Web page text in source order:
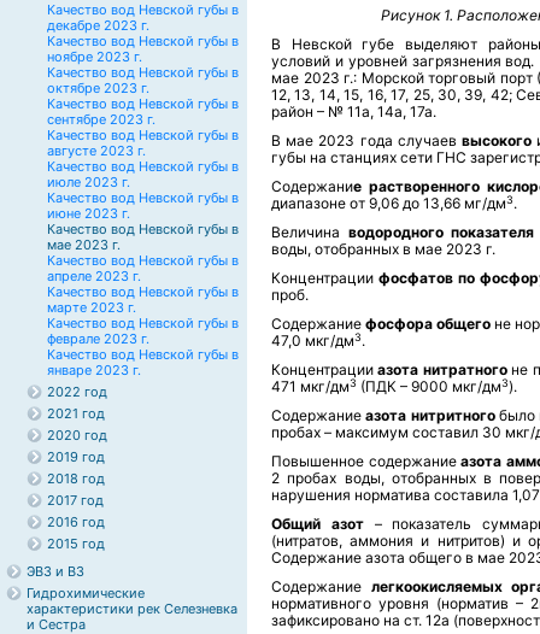
Качество вод Невской губы в
декабре 2023 г.
Качество вод Невской губы в
ноябре 2023 г.
Качество вод Невской губы в
октябре 2023 г.
Качество вод Невской губы в
сентябре 2023 г.
Качество вод Невской губы в
августе 2023 г.
Качество вод Невской губы в
июле 2023 г.
Качество вод Невской губы в
июне 2023 г.
Качество вод Невской губы в
мае 2023 г.
Качество вод Невской губы в
апреле 2023 г.
Качество вод Невской губы в
марте 2023 г.
Качество вод Невской губы в
феврале 2023 г.
Качество вод Невской губы в
январе 2023 г.
2022 год
2021 год
2020 год
2019 год
2018 год
2017 год
2016 год
2015 год
ЭВЗ и ВЗ
Гидрохимические
характеристики рек Селезневка
и Сестра
Рисунок 1.
В Невской губе выделяют
условий и уровней загрязнения
мае 2023 г.: Морской торговый
12, 13, 14, 15, 16, 17, 25, 30, 39, 42;
район – № 11а, 14а, 17а.
В мае 2023 года случаев высокого
губы на станциях сети ГНС
Содержание растворенного
диапазоне от 9,06 до 13,66 мг/дм3.
Величина водородного
воды, отобранных в мае 2023 г.
Концентрациифосфатов по
проб.
Содержаниефосфора общего не
47,0 мкг/дм3.
Концентрацииазота нитратногоне
471 мкг/дм3 (ПДК – 9000 мкг/дм3).
Содержаниеазота нитритногобыло
пробах – максимум составил 30
Повышенное содержаниеазота
2 пробах воды, отобранных в
нарушения норматива составила
Общий азот– показатель
(нитратов, аммония и нитритов) и
Содержание азота общего в мае
Содержание легкоокисляемых
нормативного уровня (норматив –
зафиксировано на ст. 12а